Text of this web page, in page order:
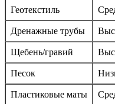
Геотекстиль
Дренажные трубы
Щебень/гравий
Песок
Пластиковые маты